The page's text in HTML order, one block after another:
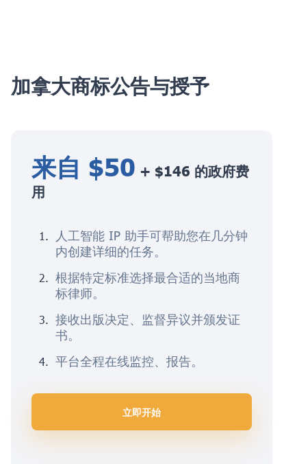
加拿大商标公告与授予
来自 $50 + $146 的政府费
用
人工智能 IP 助手可帮助您在几分钟
内创建详细的任务。
根据特定标准选择最合适的当地商
标律师。
接收出版决定、监督异议并颁发证
书。
平台全程在线监控、报告。
立即开始